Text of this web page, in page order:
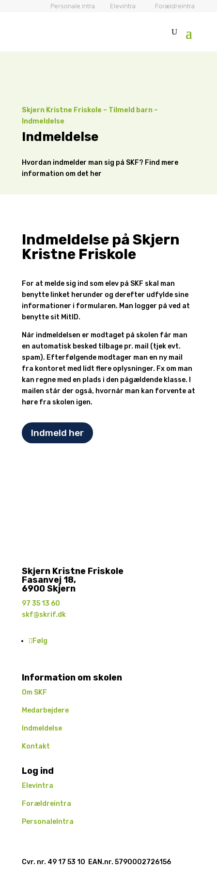
Personale intra Elevintra Forældreintra
Skjern Kristne Friskole – Tilmeld barn–
Indmeldelse
Indmeldelse
Hvordan indmelder man sig på SKF? Find mere
information om det her
Indmeldelse på Skjern
Kristne Friskole
For at melde sig ind som elev på SKF skal man
benytte linket herunder og derefter udfylde sine
informationer i formularen. Man logger på ved at
benytte sit MitID.
Når indmeldelsen er modtaget på skolen får man
en automatisk besked tilbage pr. mail (tjek evt.
spam). Efterfølgende modtager man en ny mail
fra kontoret med lidt flere oplysninger. Fx om man
kan regne med en plads i den pågældende klasse. I
mailen står der også, hvornår man kan forvente at
høre fra skolen igen.
Indmeld her
Skjern Kristne Friskole
Fasanvej 18,
6900 Skjern
97 35 13 60
skf@skrif.dk
Følg
Information om skolen
Om SKF
Medarbejdere
Indmeldelse
Kontakt
Log ind
Elevintra
Forældreintra
PersonaleIntra
Cvr. nr. 49 17 53 10 EAN.nr. 5790002726156